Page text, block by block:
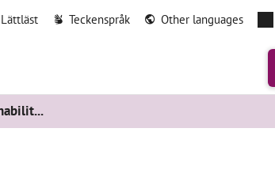
Lättläst Teckenspråk Other languages